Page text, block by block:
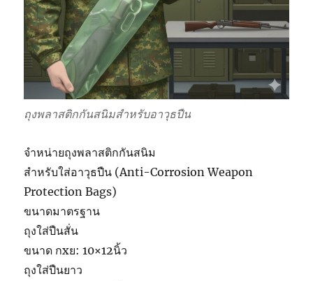
ถุงพลาสติกกันสนิมสำหรับอาวุธปืน
จำหน่ายถุงพลาสติกกันสนิม
สำหรับใส่อาวุธปืน (Anti-Corrosion Weapon
Protection Bags)
ขนาดมาตรฐาน
ถุงใส่ปืนสั่น
ขนาด กxย: 10×12นิ้ว
ถุงใส่ปืนยาว